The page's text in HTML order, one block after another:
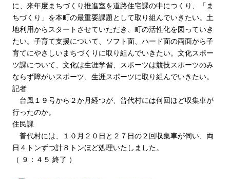
に、来年度まちづくり推進室を道路住宅課の中につくり、「ま
ちづくり」を本町の最重要課題として取り組んでいきたい。土
地利用からスタートさせていただき、町の活性化を図っていき
たい。子育て支援について、ソフト面、ハード面の両面から子
育てにやさしいまちづくりに取り組んでいきたい。文化スポー
ツ課について、文化は生涯学習、スポーツは競技スポーツのみ
ならず障がいスポーツ、生涯スポーツに取り組んでいきたい。
記者
台風１９号から２か月経つが、普代村には何回ほど収集車が
行ったのか。
住民課
普代村には、１０月２０日と２７日の２回収集車が伺い、両
日４トンずつ計８トンほど処理いたしました。
（ ９：４５ 終了 ）